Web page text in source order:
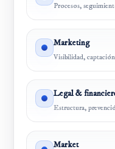
Procesos,
Marketing
Visibilidad,
Legal &
Estructura,
Market